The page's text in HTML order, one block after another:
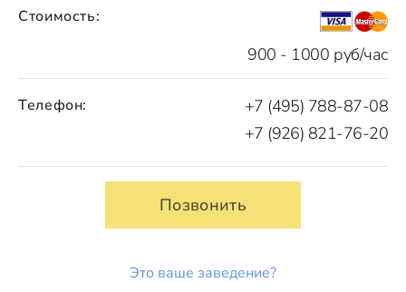
Стоимость:
900 - 1000 руб/час
Телефон:
+7 (495) 788-87-08
+7 (926) 821-76-20
Позвонить
Это ваше заведение?